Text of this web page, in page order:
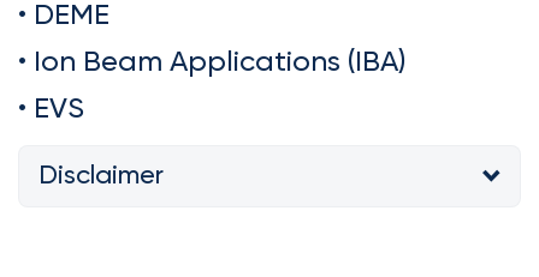
• DEME
• Ion Beam Applications (IBA)
• EVS
Disclaimer